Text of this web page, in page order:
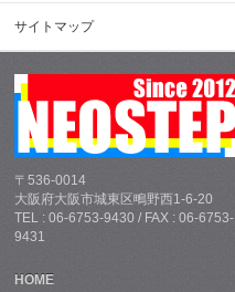
サイトマップ
〒536-0014
大阪府大阪市城東区鴫野西1-6-20
TEL : 06-6753-9430 / FAX : 06-6753-
9431
HOME